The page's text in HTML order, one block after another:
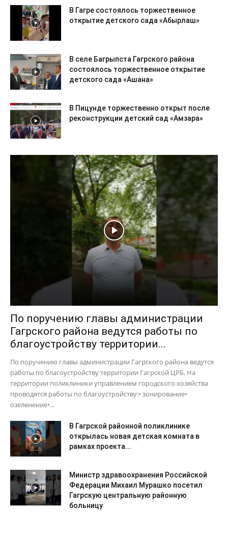
В Гагре состоялось торжественное
открытие детского сада «Абырлаш»
В селе Багрыпста Гагрского района
состоялось торжественное открытие
детского сада «Ашана»
В Пицунде торжественно открыт после
реконструкции детский сад «Амзара»
По поручению главы администрации
Гагрского района ведутся работы по
благоустройству территории...
По поручению главы администрации Гагрского района ведутся
работы по благоустройству территории Гагрской ЦРБ. На
территории поликлиники управлением городского хозяйства
проводятся работы по благоустройству:• зонирование•
озеленение•...
В Гагрской районной поликлинике
открылась новая детская комната в
рамках проекта...
Министр здравоохранения Российской
Федерации Михаил Мурашко посетил
Гагрскую центральную районную
больницу